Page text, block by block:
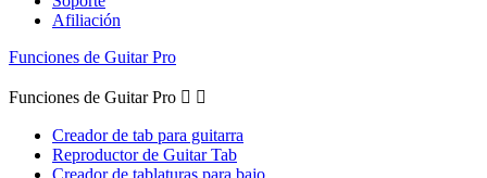
Afiliación
Funciones de Guitar Pro
Funciones de Guitar Pro  
Creador de tab para guitarra
Reproductor de Guitar Tab
Creador de tablaturas para bajo